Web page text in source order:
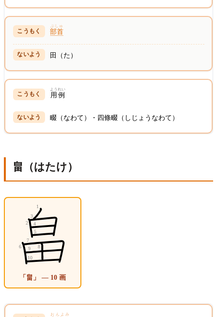
部首
ぶしゅ
田（た）
用例
ようれい
畷（なわて）・四條畷（しじょうなわて）
畠（はたけ）
「畠」 — 10 画
おんよみ